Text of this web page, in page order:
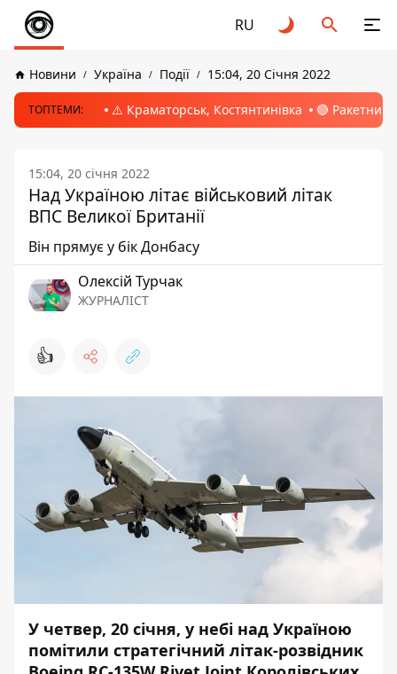
RU
Новини Україна Події 15:04, 20 Січня 2022
ТОПТЕМИ: ⚠️ Краматорськ, Костянтинівка 🔴 Ракетний
15:04, 20 січня 2022
Над Україною літає військовий літак
ВПС Великої Британії
Він прямує у бік Донбасу
Олексій Турчак
ЖУРНАЛІСТ
👍
У четвер, 20 січня, у небі над Україною
помітили стратегічний літак-розвідник